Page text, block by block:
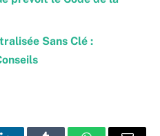
Sans Clé :